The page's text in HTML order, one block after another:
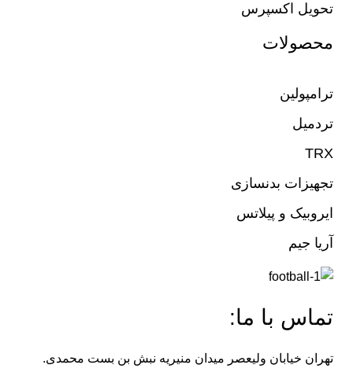
تحویل اکسپرس
محصولات
ترامپولین
تردمیل
TRX
تجهیزات بدنسازی
ایروبیک و پیلاتس
آریا جیم
تماس با ما:
تهران خیابان ولیعصر میدان منیریه نبش بن بست محمدی.